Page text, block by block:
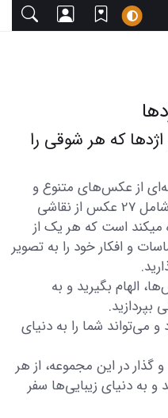
اژدها که هر شوقی را
از عکس‌های متنوع و
زیبا دعوت می‌کنیم. این مجموعه شامل 27 عکس از نقاشی
میکند است که هر یک از
و افکار خود را به تصویر
الهام بگیرید و به
می‌تواند شما را به دنیای
در این مجموعه، از هر
و به دنیای زیبایی‌ها سفر